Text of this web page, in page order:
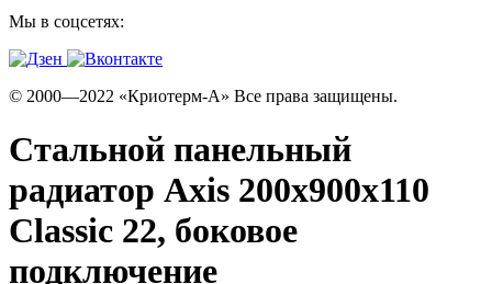
Мы в соцсетях:
© 2000—2022 «Криотерм-А» Все права защищены.
Стальной панельный
радиатор Axis 200х900х110
Classic 22, боковое
подключение